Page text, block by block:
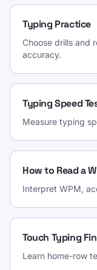
Typing Practice
Choose drills and
accuracy.
Typing Speed
Measure typing
How to Read a
Interpret WPM,
Touch Typing
Learn home-row